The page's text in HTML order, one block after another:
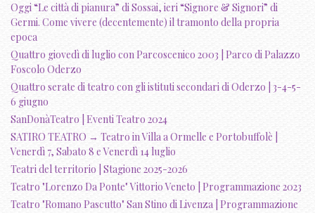
Oggi “Le città di pianura” di Sossai, ieri “Signore & Signori” di
Germi. Come vivere (decentemente) il tramonto della propria
epoca
Quattro giovedì di luglio con Parcoscenico 2003 | Parco di Palazzo
Foscolo Oderzo
Quattro serate di teatro con gli istituti secondari di Oderzo | 3-4-5-
6 giugno
SanDonàTeatro | Eventi Teatro 2024
SATIRO TEATRO → Teatro in Villa a Ormelle e Portobuffolè |
Venerdì 7, Sabato 8 e Venerdì 14 luglio
Teatri del territorio | Stagione 2025-2026
Teatro "Lorenzo Da Ponte" Vittorio Veneto | Programmazione 2023
Teatro "Romano Pascutto" San Stino di Livenza | Programmazione